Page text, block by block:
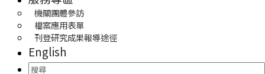
機關團體參訪
檔案應用表單
刊登研究成果報導途徑
English